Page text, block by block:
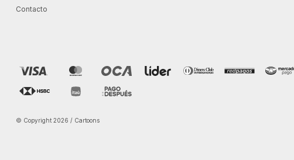
Contacto
© Copyright 2026 / Cartoons